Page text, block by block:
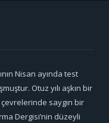
Nisan ayında test
Otuz yılı aşkın bir
saygın bir
Dergisi’nin düzeyli